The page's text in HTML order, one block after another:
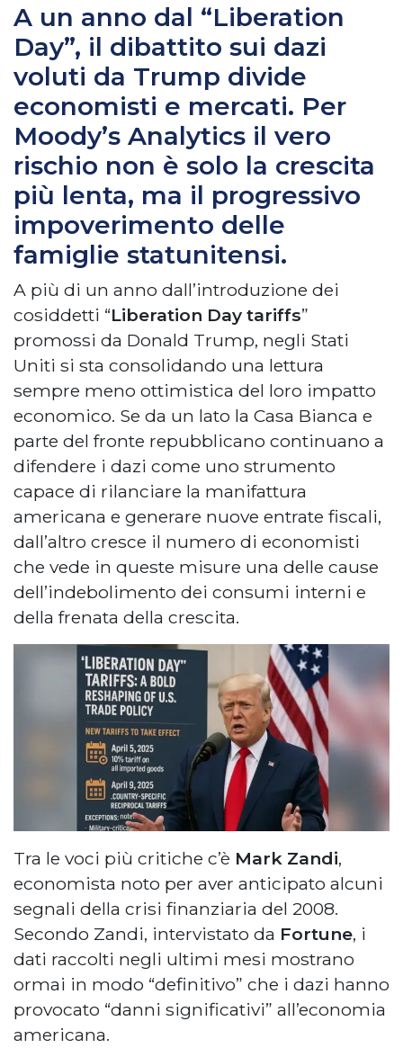
A un anno dal “Liberation
Day”, il dibattito sui dazi
voluti da Trump divide
economisti e mercati. Per
Moody’s Analytics il vero
rischio non è solo la crescita
più lenta, ma il progressivo
impoverimento delle
famiglie statunitensi.
A più di un anno dall’introduzione dei
cosiddetti “Liberation Day tariffs”
promossi da Donald Trump, negli Stati
Uniti si sta consolidando una lettura
sempre meno ottimistica del loro impatto
economico. Se da un lato la Casa Bianca e
parte del fronte repubblicano continuano a
difendere i dazi come uno strumento
capace di rilanciare la manifattura
americana e generare nuove entrate fiscali,
dall’altro cresce il numero di economisti
che vede in queste misure una delle cause
dell’indebolimento dei consumi interni e
della frenata della crescita.
Tra le voci più critiche c’è Mark Zandi,
economista noto per aver anticipato alcuni
segnali della crisi finanziaria del 2008.
Secondo Zandi, intervistato da Fortune, i
dati raccolti negli ultimi mesi mostrano
ormai in modo “definitivo” che i dazi hanno
provocato “danni significativi” all’economia
americana.